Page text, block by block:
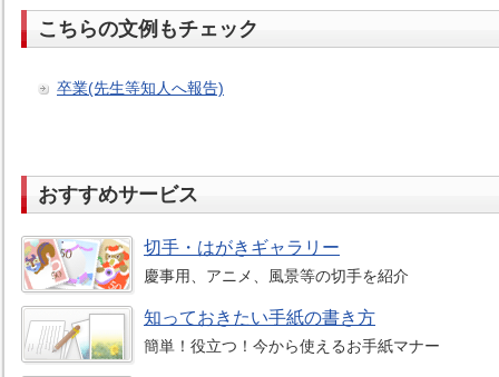
こちらの文例もチェック
卒業(先生等知人へ報告)
おすすめサービス
切手・はがきギャラリー
慶事用、アニメ、風景等の切手を紹介
知っておきたい手紙の書き方
簡単！役立つ！今から使えるお手紙マナー